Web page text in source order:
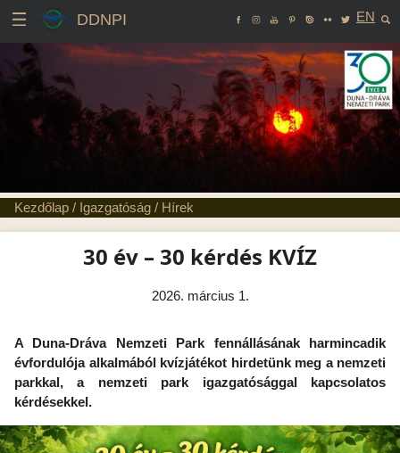
DDNPI EN
Kezdőlap / Igazgatóság / Hírek
30 év – 30 kérdés KVÍZ
2026. március 1.
A Duna-Dráva Nemzeti Park fennállásának harmincadik
évfordulója alkalmából kvízjátékot hirdetünk meg a nemzeti
parkkal, a nemzeti park igazgatósággal kapcsolatos
kérdésekkel.